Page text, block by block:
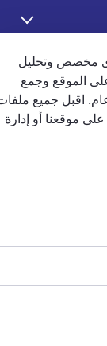
مخصص وتحليل
الموقع وجمع
اقبل جميع
موقعنا أو إدارة